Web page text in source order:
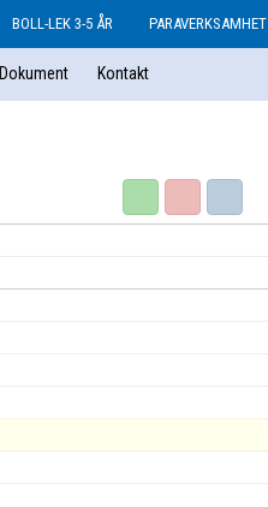
BOLL-LEK 3-5 ÅR PARAVERKSAMHET
Dokument Kontakt